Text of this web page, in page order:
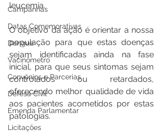
Campanhas
Datas Comemorativas
Dengue
Vacinômetro
Convênios e Parcerias
Defesa Civil
Emenda Parlamentar
Licitações
leucemia.
O objetivo da ação é orientar a nossa
população para que estas doenças
sejam identificadas ainda na fase
inicial, para que seus sintomas sejam
controlados ou retardados,
oferecendo melhor qualidade de vida
aos pacientes acometidos por estas
patologias.